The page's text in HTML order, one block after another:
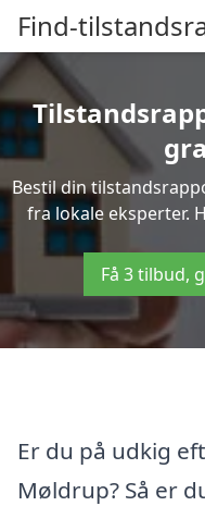
Find-
Bestil din
fra lokale eksperter.
Få 3 tilbud,
Er du på udkig
Møldrup? Så er